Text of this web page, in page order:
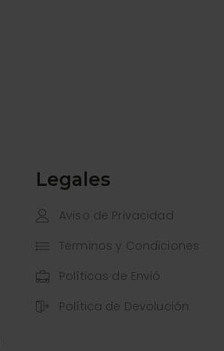
Legales
Aviso de Privacidad
Términos y Condiciones
Políticas de Envió
Política de Devolución